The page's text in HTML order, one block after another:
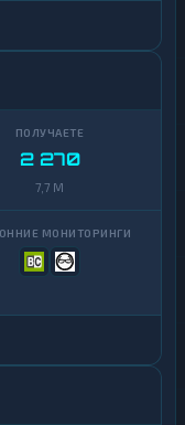
2 270
7,7 M